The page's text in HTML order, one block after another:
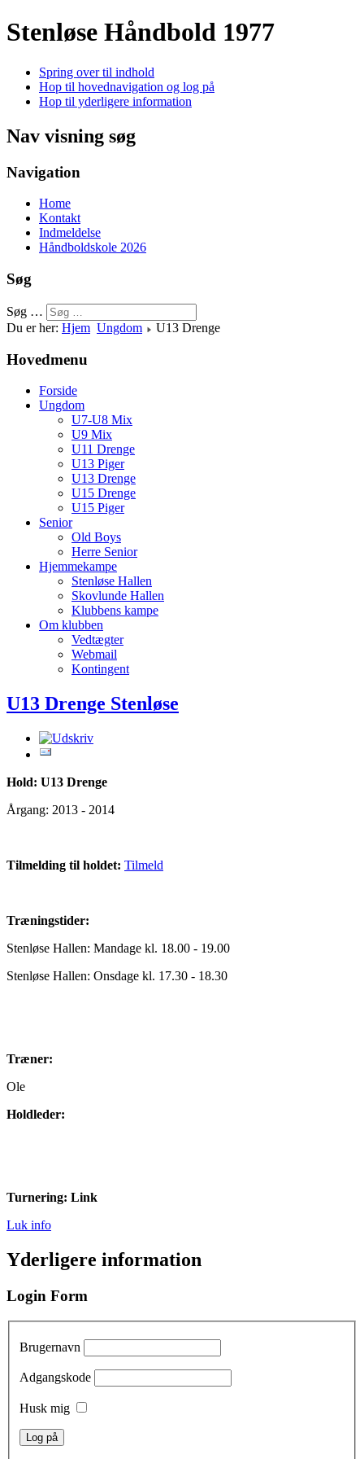
Stenløse Håndbold 1977
Spring over til indhold
Hop til hovednavigation og log på
Hop til yderligere information
Nav visning søg
Navigation
Home
Kontakt
Indmeldelse
Håndboldskole 2026
Søg
Søg …
Du er her: Hjem Ungdom U13 Drenge
Hovedmenu
Forside
Ungdom
U7-U8 Mix
U9 Mix
U11 Drenge
U13 Piger
U13 Drenge
U15 Drenge
U15 Piger
Senior
Old Boys
Herre Senior
Hjemmekampe
Stenløse Hallen
Skovlunde Hallen
Klubbens kampe
Om klubben
Vedtægter
Webmail
Kontingent
U13 Drenge Stenløse
Hold: U13 Drenge
Årgang: 2013 - 2014
Tilmelding til holdet: Tilmeld
Træningstider:
Stenløse Hallen: Mandage kl. 18.00 - 19.00
Stenløse Hallen: Onsdage kl. 17.30 - 18.30
Træner:
Ole
Holdleder:
Turnering: Link
Luk info
Yderligere information
Login Form
Brugernavn
Adgangskode
Husk mig